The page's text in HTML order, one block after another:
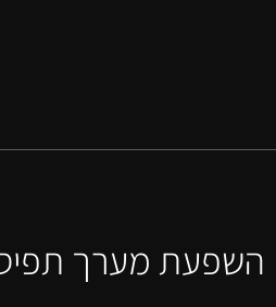
השפעת מערך